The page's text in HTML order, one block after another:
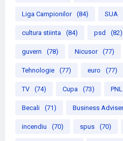
Liga Campionilor (84) SUA
cultura stiinta (84) psd (82)
guvern (78) Nicusor (77)
Tehnologie (77) euro (77)
TV (74) Cupa (73) PNL
Becali (71) Business Adviser
incendiu (70) spus (70)